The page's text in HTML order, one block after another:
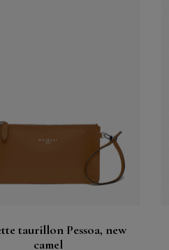
Acheter
taurillon Pessoa, new
camel